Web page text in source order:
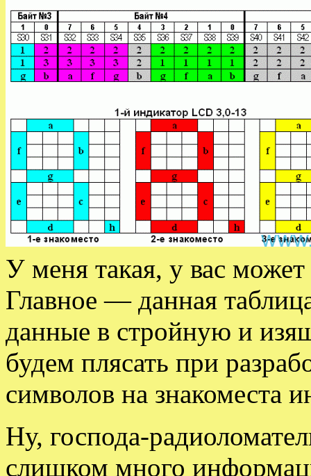
У меня такая, у вас
Главное — данная
данные в стройную и
будем плясать при
символов на знакоместа
Ну, господа-
слишком много